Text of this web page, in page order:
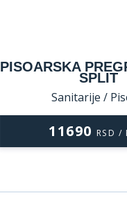
PISOARSKA
SPLIT
Sanitarije /
11690 RSD /